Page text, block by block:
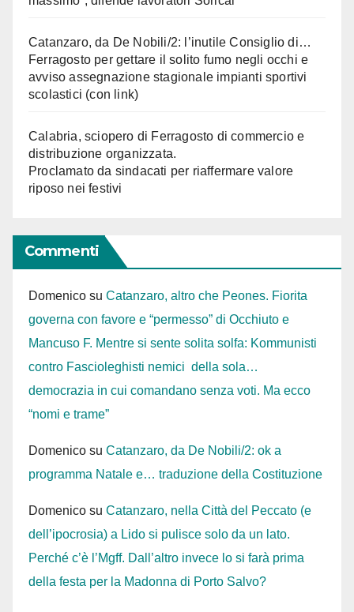
Catanzaro, da De Nobili/2: l’inutile Consiglio di…
Ferragosto per gettare il solito fumo negli occhi e
avviso assegnazione stagionale impianti sportivi
scolastici (con link)
Calabria, sciopero di Ferragosto di commercio e
distribuzione organizzata.
Proclamato da sindacati per riaffermare valore
riposo nei festivi
Commenti
Domenico su Catanzaro, altro che Peones. Fiorita
governa con favore e “permesso” di Occhiuto e
Mancuso F. Mentre si sente solita solfa: Kommunisti
contro Fascioleghisti nemici della sola…
democrazia in cui comandano senza voti. Ma ecco
“nomi e trame”
Domenico su Catanzaro, da De Nobili/2: ok a
programma Natale e… traduzione della Costituzione
Domenico su Catanzaro, nella Città del Peccato (e
dell’ipocrosia) a Lido si pulisce solo da un lato.
Perché c’è l’Mgff. Dall’altro invece lo si farà prima
della festa per la Madonna di Porto Salvo?